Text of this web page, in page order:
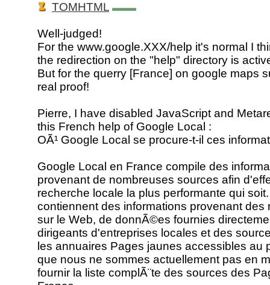
TOMHTML
Well-judged!
For the www.google.XXX/help it's normal I
the redirection on the "help" directory is
But for the querry [France] on google maps
real proof!
Pierre, I have disabled JavaScript and
this French help of Google Local :
OÃ¹ Google Local se procure-t-il ces
Google Local en France compile des
provenant de nombreuses sources afin
recherche locale la plus performante qui
contiennent des informations provenant des
sur le Web, de donnÃ©es fournies
dirigeants d'entreprises locales et des
les annuaires Pages jaunes accessibles au
que nous ne sommes actuellement pas en
fournir la liste complÃ¨te des sources des